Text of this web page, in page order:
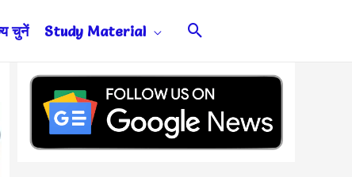
चुनें Study Material Search